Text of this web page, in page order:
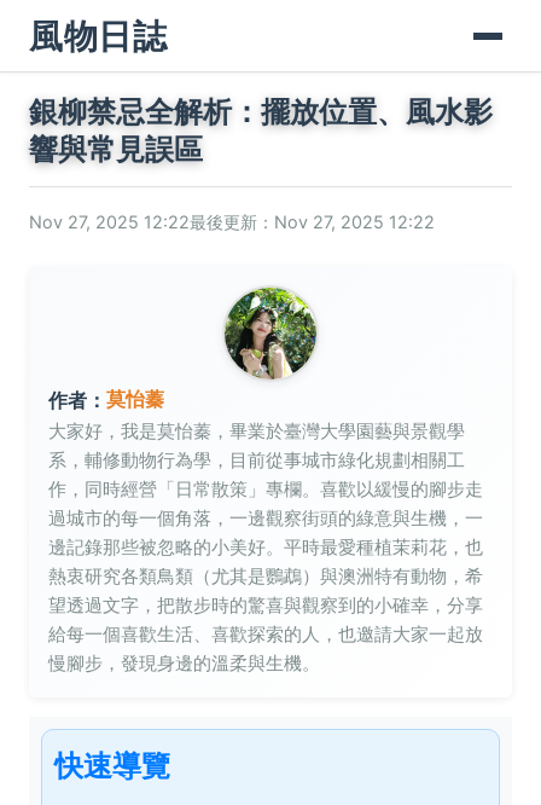
風物日誌
銀柳禁忌全解析：擺放位置、風水影
響與常見誤區
Nov 27, 2025 12:22最後更新：Nov 27, 2025 12:22
作者： 莫怡蓁
大家好，我是莫怡蓁，畢業於臺灣大學園藝與景觀學
系，輔修動物行為學，目前從事城市綠化規劃相關工
作，同時經營「日常散策」專欄。喜歡以緩慢的腳步走
過城市的每一個角落，一邊觀察街頭的綠意與生機，一
邊記錄那些被忽略的小美好。平時最愛種植茉莉花，也
熱衷研究各類鳥類（尤其是鸚鵡）與澳洲特有動物，希
望透過文字，把散步時的驚喜與觀察到的小確幸，分享
給每一個喜歡生活、喜歡探索的人，也邀請大家一起放
慢腳步，發現身邊的溫柔與生機。
快速導覽